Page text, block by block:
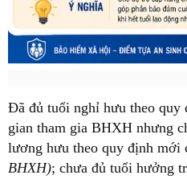
Đã đủ tuổi nghỉ hưu theo quy
gian tham gia BHXH nhưng
lương hưu theo quy định mới
BHXH); chưa đủ tuổi hưởng